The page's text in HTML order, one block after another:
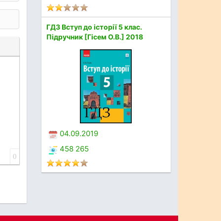
0
ГДЗ Вступ до історії 5 клас.
Підручник [Гісем О.В.] 2018
04.09.2019
458 265